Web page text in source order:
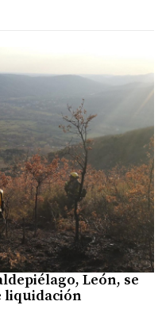
León, se
liquidación